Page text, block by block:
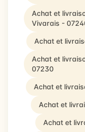
Achat et
Vivarais -
Achat et
Achat et
07230
Achat et
Achat et
Achat et